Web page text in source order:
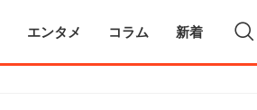
エンタメ コラム 新着